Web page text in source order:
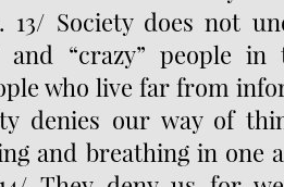
13/ Society does not
and “crazy” people
who live far from
denies our way of
and breathing in one